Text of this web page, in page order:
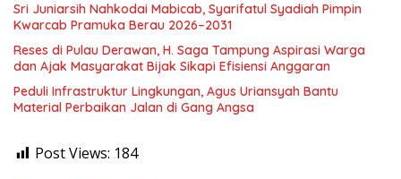
Sri Juniarsih Nahkodai Mabicab, Syarifatul Syadiah Pimpin
Kwarcab Pramuka Berau 2026–2031
Reses di Pulau Derawan, H. Saga Tampung Aspirasi Warga
dan Ajak Masyarakat Bijak Sikapi Efisiensi Anggaran
Peduli Infrastruktur Lingkungan, Agus Uriansyah Bantu
Material Perbaikan Jalan di Gang Angsa
Post Views: 184